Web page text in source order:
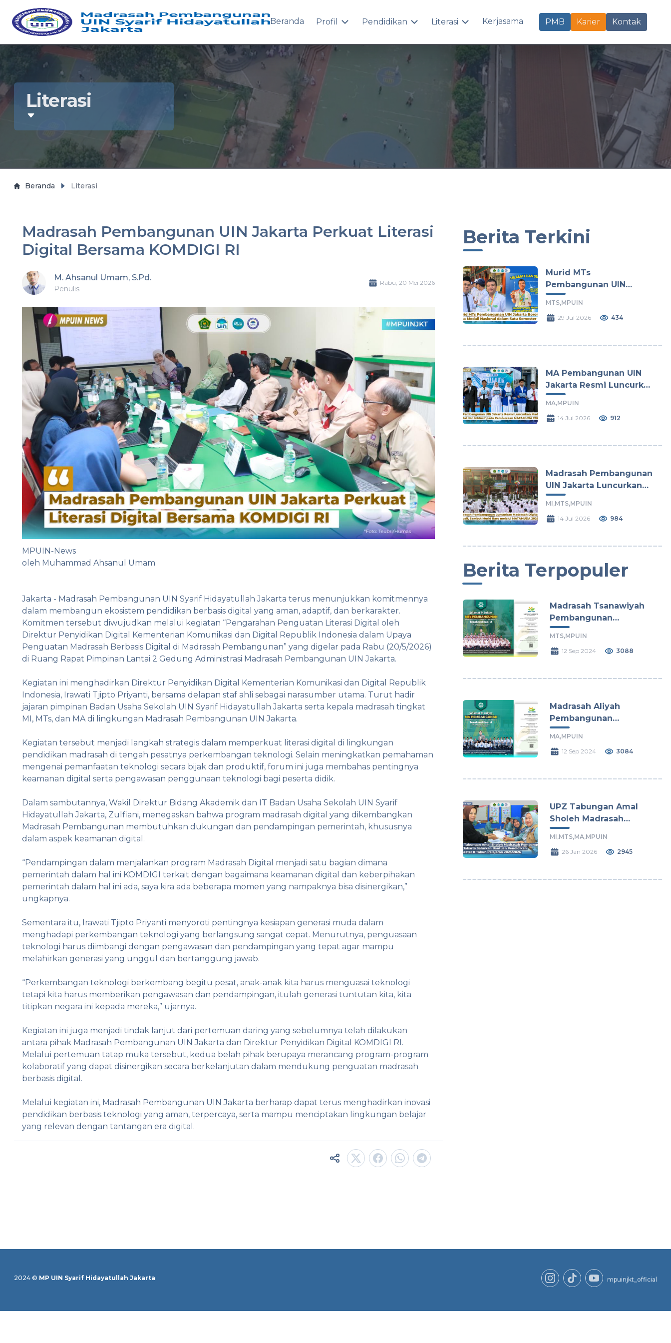
Beranda Profil Pendidikan Literasi Kerjasama PMB Karier Kontak
Literasi
Beranda Literasi
Madrasah Pembangunan UIN Jakarta Perkuat Literasi
Digital Bersama KOMDIGI RI
M. Ahsanul Umam, S.Pd.
Penulis
Rabu, 20 Mei 2026
MPUIN-News
oleh Muhammad Ahsanul Umam
Jakarta - Madrasah Pembangunan UIN Syarif Hidayatullah Jakarta terus menunjukkan komitmennya
dalam membangun ekosistem pendidikan berbasis digital yang aman, adaptif, dan berkarakter.
Komitmen tersebut diwujudkan melalui kegiatan “Pengarahan Penguatan Literasi Digital oleh
Direktur Penyidikan Digital Kementerian Komunikasi dan Digital Republik Indonesia dalam Upaya
Penguatan Madrasah Berbasis Digital di Madrasah Pembangunan” yang digelar pada Rabu (20/5/2026)
di Ruang Rapat Pimpinan Lantai 2 Gedung Administrasi Madrasah Pembangunan UIN Jakarta.
Kegiatan ini menghadirkan Direktur Penyidikan Digital Kementerian Komunikasi dan Digital Republik
Indonesia, Irawati Tjipto Priyanti, bersama delapan staf ahli sebagai narasumber utama. Turut hadir
jajaran pimpinan Badan Usaha Sekolah UIN Syarif Hidayatullah Jakarta serta kepala madrasah tingkat
MI, MTs, dan MA di lingkungan Madrasah Pembangunan UIN Jakarta.
Kegiatan tersebut menjadi langkah strategis dalam memperkuat literasi digital di lingkungan
pendidikan madrasah di tengah pesatnya perkembangan teknologi. Selain meningkatkan pemahaman
mengenai pemanfaatan teknologi secara bijak dan produktif, forum ini juga membahas pentingnya
keamanan digital serta pengawasan penggunaan teknologi bagi peserta didik.
Dalam sambutannya, Wakil Direktur Bidang Akademik dan IT Badan Usaha Sekolah UIN Syarif
Hidayatullah Jakarta, Zulfiani, menegaskan bahwa program madrasah digital yang dikembangkan
Madrasah Pembangunan membutuhkan dukungan dan pendampingan pemerintah, khususnya
dalam aspek keamanan digital.
“Pendampingan dalam menjalankan program Madrasah Digital menjadi satu bagian dimana
pemerintah dalam hal ini KOMDIGI terkait dengan bagaimana keamanan digital dan keberpihakan
pemerintah dalam hal ini ada, saya kira ada beberapa momen yang nampaknya bisa disinergikan,”
ungkapnya.
Sementara itu, Irawati Tjipto Priyanti menyoroti pentingnya kesiapan generasi muda dalam
menghadapi perkembangan teknologi yang berlangsung sangat cepat. Menurutnya, penguasaan
teknologi harus diimbangi dengan pengawasan dan pendampingan yang tepat agar mampu
melahirkan generasi yang unggul dan bertanggung jawab.
“Perkembangan teknologi berkembang begitu pesat, anak-anak kita harus menguasai teknologi
tetapi kita harus memberikan pengawasan dan pendampingan, itulah generasi tuntutan kita, kita
titipkan negara ini kepada mereka,” ujarnya.
Kegiatan ini juga menjadi tindak lanjut dari pertemuan daring yang sebelumnya telah dilakukan
antara pihak Madrasah Pembangunan UIN Jakarta dan Direktur Penyidikan Digital KOMDIGI RI.
Melalui pertemuan tatap muka tersebut, kedua belah pihak berupaya merancang program-program
kolaboratif yang dapat disinergikan secara berkelanjutan dalam mendukung penguatan madrasah
berbasis digital.
Melalui kegiatan ini, Madrasah Pembangunan UIN Jakarta berharap dapat terus menghadirkan inovasi
pendidikan berbasis teknologi yang aman, terpercaya, serta mampu menciptakan lingkungan belajar
yang relevan dengan tantangan era digital.
Berita Terkini
Murid MTs
Pembangunan UIN
Jakarta Borong Lima
Medali Nasional dalam
Satu Semester
MTS,MPUIN
29 Jul 2026
434
MA Pembangunan UIN
Jakarta Resmi Luncurkan
Madrasah Digital dan
Inklusif pada Pembukaan
MATAMUDA 2026
MA,MPUIN
14 Jul 2026
912
Madrasah Pembangunan
UIN Jakarta Luncurkan
Madrasah Digital dan
Inklusif, Sambut Murid
Baru melalui MATAMUDA
MI,MTS,MPUIN
14 Jul 2026
984
Berita Terpopuler
Madrasah Tsanawiyah
Pembangunan
Terakreditasi A Hingga
Tahun 2029
MTS,MPUIN
12 Sep 2024
3088
Madrasah Aliyah
Pembangunan
Terakreditasi A Hingga
Tahun 2029
MA,MPUIN
12 Sep 2024
3084
UPZ Tabungan Amal
Sholeh Madrasah
Pembangunan UIN
Jakarta Salurkan
Bantuan Pendidikan
Pelajaran 2025/2026
MI,MTS,MA,MPUIN
26 Jan 2026
2945
2024 © MP UIN Syarif Hidayatullah Jakarta mpuinjkt_official